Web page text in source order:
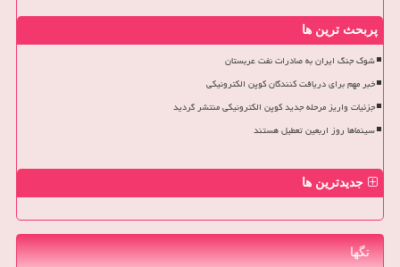
پربحث ترین ها
شوک جنگ ایران به صادرات نفت عربستان
خبر مهم برای دریافت کنندگان کوپن الکترونیکی
جزئیات واریز مرحله جدید کوپن الکترونیکی منتشر گردید
سینماها روز اربعین تعطیل هستند
جدیدترین ها
تگها